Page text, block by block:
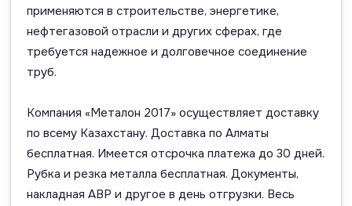
применяются в строительстве, энергетике,
нефтегазовой отрасли и других сферах, где
требуется надежное и долговечное соединение
труб.
Компания «Металон 2017» осуществляет доставку
по всему Казахстану. Доставка по Алматы
бесплатная. Имеется отсрочка платежа до 30 дней.
Рубка и резка металла бесплатная. Документы,
накладная АВР и другое в день отгрузки. Весь